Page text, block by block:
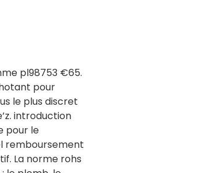
pl98753 €65.
pour
le plus discret
introduction
pour le
remboursement
La norme rohs